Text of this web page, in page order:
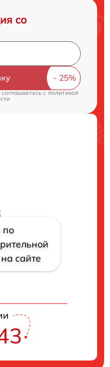
со
cполитикой
по
сайте